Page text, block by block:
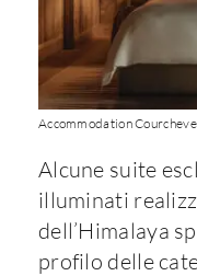
Accommodation
Alcune suite
illuminati
dell’Himalaya
profilo delle